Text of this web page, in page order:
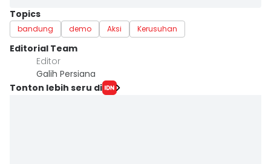
Topics
bandung demo Aksi Kerusuhan
Editorial Team
Editor
Galih Persiana
Tonton lebih seru di